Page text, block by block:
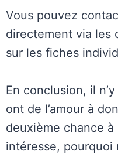
Vous pouvez
directement via les
sur les fiches
En conclusion, il
ont de l’amour à
deuxième chance
intéresse, pourquoi